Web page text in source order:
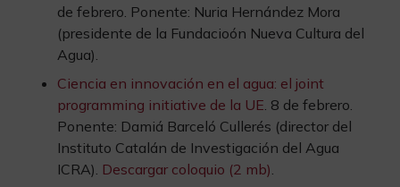
de febrero. Ponente: Nuria Hernández Mora
(presidente de la Fundacioón Nueva Cultura del
Agua).
Ciencia en innovación en el agua: el joint
programming initiative de la UE . 8 de febrero.
Ponente: Damiá Barceló Cullerés (director del
Instituto Catalán de Investigación del Agua
ICRA). Descargar coloquio (2 mb)